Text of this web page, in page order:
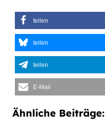
teilen
teilen
teilen
E-Mail
Ähnliche Beiträge: